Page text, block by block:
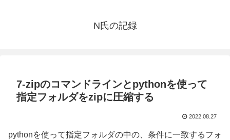
N氏の記録
7-zipのコマンドラインとpythonを使って
指定フォルダをzipに圧縮する
2022.08.27
pythonを使って指定フォルダの中の、条件に一致するフォ